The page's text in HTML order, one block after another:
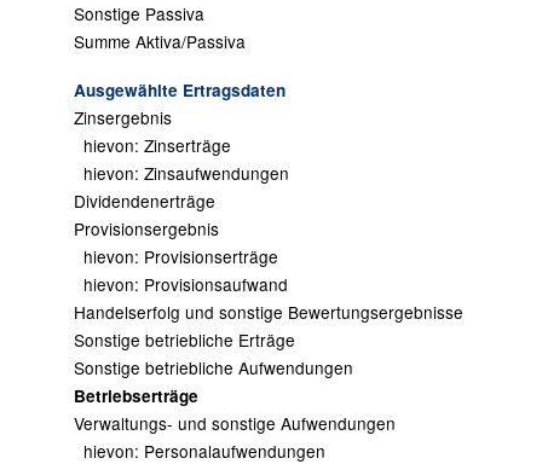
Sonstige Passiva
Summe Aktiva/Passiva
Ausgewählte Ertragsdaten
Zinsergebnis
hievon: Zinserträge
hievon: Zinsaufwendungen
Dividendenerträge
Provisionsergebnis
hievon: Provisionserträge
hievon: Provisionsaufwand
Handelserfolg und sonstige Bewertungsergebnisse
Sonstige betriebliche Erträge
Sonstige betriebliche Aufwendungen
Betriebserträge
Verwaltungs- und sonstige Aufwendungen
hievon: Personalaufwendungen